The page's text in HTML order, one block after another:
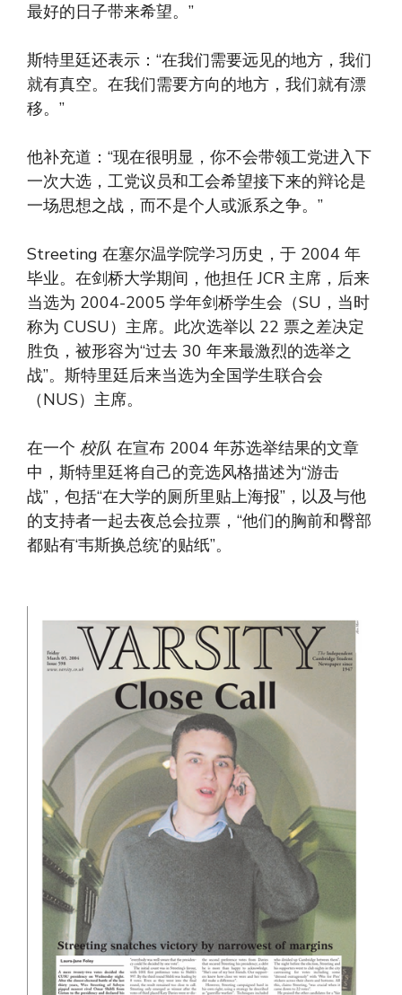
最好的日子带来希望。”
斯特里廷还表示：“在我们需要远见的地方，我们
就有真空。在我们需要方向的地方，我们就有漂
移。”
他补充道：“现在很明显，你不会带领工党进入下
一次大选，工党议员和工会希望接下来的辩论是
一场思想之战，而不是个人或派系之争。”
Streeting 在塞尔温学院学习历史，于 2004 年
毕业。在剑桥大学期间，他担任 JCR 主席，后来
当选为 2004-2005 学年剑桥学生会（SU，当时
称为 CUSU）主席。此次选举以 22 票之差决定
胜负，被形容为“过去 30 年来最激烈的选举之
战”。斯特里廷后来当选为全国学生联合会
（NUS）主席。
在一个 校队 在宣布 2004 年苏选举结果的文章
中，斯特里廷将自己的竞选风格描述为“游击
战”，包括“在大学的厕所里贴上海报”，以及与他
的支持者一起去夜总会拉票，“他们的胸前和臀部
都贴有‘韦斯换总统’的贴纸”。